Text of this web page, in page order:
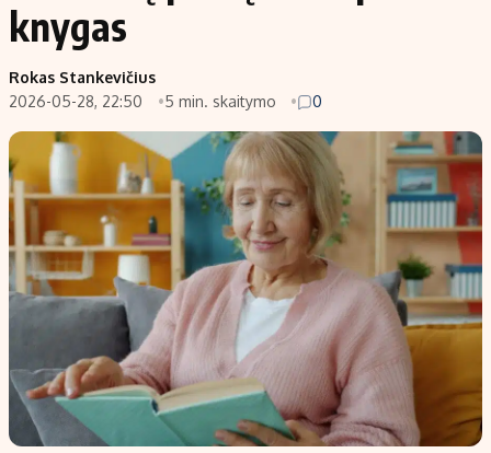
Politika
NT ir statybos
Investavimas
Akcijų rinka
Saulės elektrinės
Kriptovaliutos
Infliacija
Nedarbo išmokos skaičiuoklė
Indėliai
Indėlių skaičiuoklė
Būsto finansai
Įdomios naujienos
Redakcija
Apie mus
knygas
Rokas Stankevičius
2026-05-28, 22:50
5 min. skaitymo 0